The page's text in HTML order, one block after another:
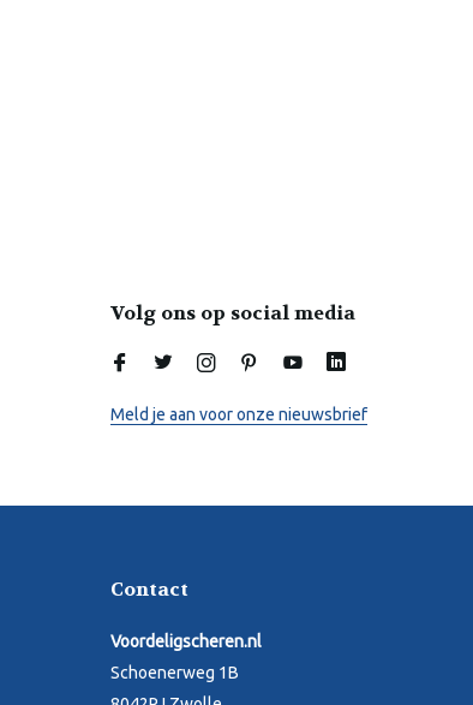
Volg ons op social media
Meld je aan voor onze nieuwsbrief
Contact
Voordeligscheren.nl
Schoenerweg 1B
Online